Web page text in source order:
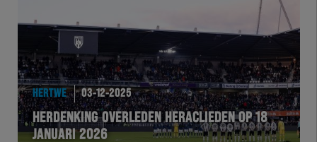
HERVOL
HEREXC
EXCHER
HERTWE 03-12-2025
HERDENKING OVERLEDEN HERACLIEDEN OP 18
JANUARI 2026